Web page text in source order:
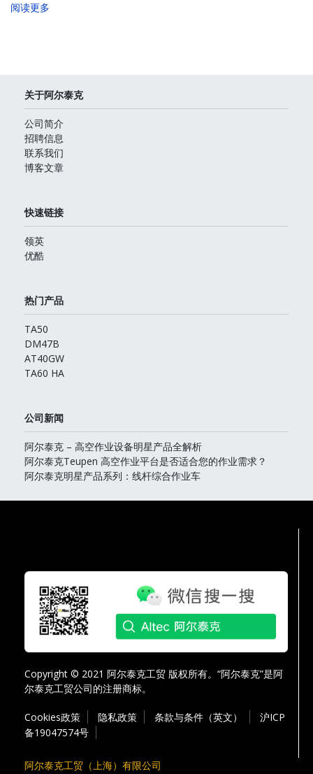
阅读更多
关于阿尔泰克
公司简介
招聘信息
联系我们
博客文章
快速链接
领英
优酷
热门产品
TA50
DM47B
AT40GW
TA60 HA
公司新闻
阿尔泰克 – 高空作业设备明星产品全解析
阿尔泰克Teupen 高空作业平台是否适合您的作业需求？
阿尔泰克明星产品系列：线杆综合作业车
Copyright © 2021 阿尔泰克工贸 版权所有。“阿尔泰克”是阿
尔泰克工贸公司的注册商标。
Cookies政策 隐私政策 条款与条件（英文）
沪ICP
备19047574号
阿尔泰克工贸（上海）有限公司